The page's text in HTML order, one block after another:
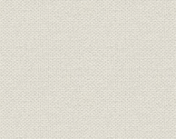
価格;経営